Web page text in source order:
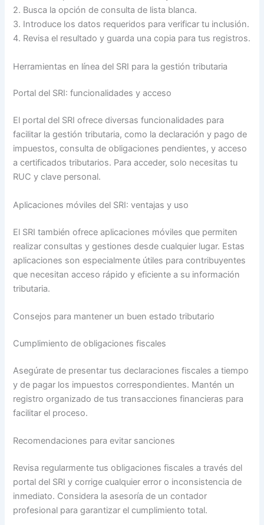
2. Busca la opción de consulta de lista blanca.
3. Introduce los datos requeridos para verificar tu inclusión.
4. Revisa el resultado y guarda una copia para tus registros.
Herramientas en línea del SRI para la gestión tributaria
Portal del SRI: funcionalidades y acceso
El portal del SRI ofrece diversas funcionalidades para
facilitar la gestión tributaria, como la declaración y pago de
impuestos, consulta de obligaciones pendientes, y acceso
a certificados tributarios. Para acceder, solo necesitas tu
RUC y clave personal.
Aplicaciones móviles del SRI: ventajas y uso
El SRI también ofrece aplicaciones móviles que permiten
realizar consultas y gestiones desde cualquier lugar. Estas
aplicaciones son especialmente útiles para contribuyentes
que necesitan acceso rápido y eficiente a su información
tributaria.
Consejos para mantener un buen estado tributario
Cumplimiento de obligaciones fiscales
Asegúrate de presentar tus declaraciones fiscales a tiempo
y de pagar los impuestos correspondientes. Mantén un
registro organizado de tus transacciones financieras para
facilitar el proceso.
Recomendaciones para evitar sanciones
Revisa regularmente tus obligaciones fiscales a través del
portal del SRI y corrige cualquier error o inconsistencia de
inmediato. Considera la asesoría de un contador
profesional para garantizar el cumplimiento total.